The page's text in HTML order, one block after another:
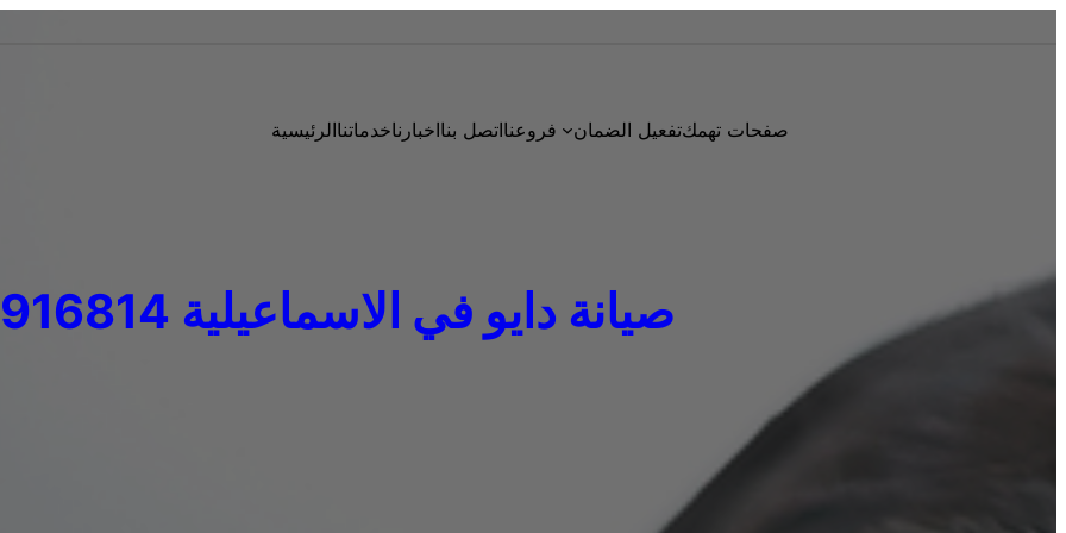
الرئيسيةخدماتنااخبارنااتصل بنافروعنا تفعيل الضمانصفحات تهمك
صيانة دايو في الاسماعيلية 01010916814